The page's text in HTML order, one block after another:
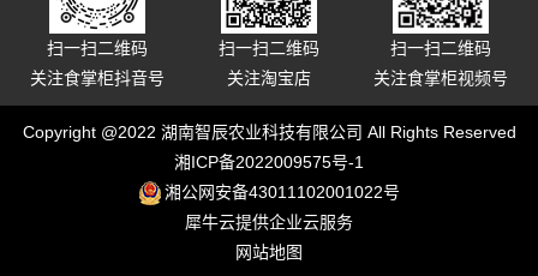
扫一扫二维码
关注食掌柜抖音号
扫一扫二维码
关注淘宝店
扫一扫二维码
关注食掌柜视频号
Copyright @2022 湖南智辰农业科技有限公司 All Rights Reserved
湘ICP备2022009575号-1
湘公网安备43011102001022号
犀牛云提供企业云服务
网站地图